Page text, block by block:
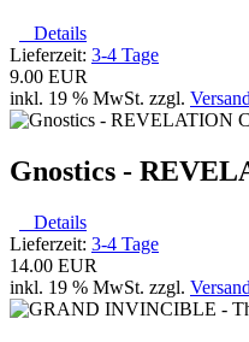
Details
Lieferzeit: 3-4 Tage
9.00 EUR
inkl. 19 % MwSt. zzgl.
Gnostics -
Details
Lieferzeit: 3-4 Tage
14.00 EUR
inkl. 19 % MwSt. zzgl.